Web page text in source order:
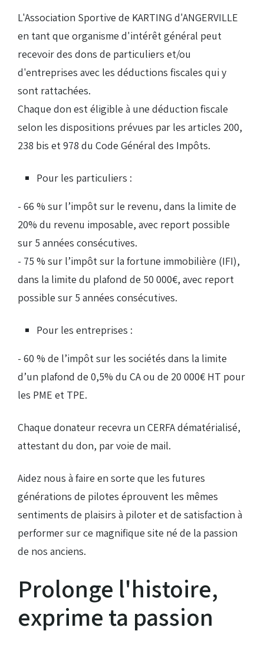
L'Association Sportive de KARTING d'ANGERVILLE
en tant que organisme d'intérêt général peut
recevoir des dons de particuliers et/ou
d'entreprises avec les déductions fiscales qui y
sont rattachées.
Chaque don est éligible à une déduction fiscale
selon les dispositions prévues par les articles 200,
238 bis et 978 du Code Général des Impôts.
Pour les particuliers :
- 66 % sur l’impôt sur le revenu, dans la limite de
20% du revenu imposable, avec report possible
sur 5 années consécutives.
- 75 % sur l’impôt sur la fortune immobilière (IFI),
dans la limite du plafond de 50 000€, avec report
possible sur 5 années consécutives.
Pour les entreprises :
- 60 % de l’impôt sur les sociétés dans la limite
d’un plafond de 0,5% du CA ou de 20 000€ HT pour
les PME et TPE.
Chaque donateur recevra un CERFA dématérialisé,
attestant du don, par voie de mail.
Aidez nous à faire en sorte que les futures
générations de pilotes éprouvent les mêmes
sentiments de plaisirs à piloter et de satisfaction à
performer sur ce magnifique site né de la passion
de nos anciens.
Prolonge l'histoire,
exprime ta passion